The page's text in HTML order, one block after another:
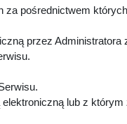
za pośrednictwem
przez Administratora
lub z